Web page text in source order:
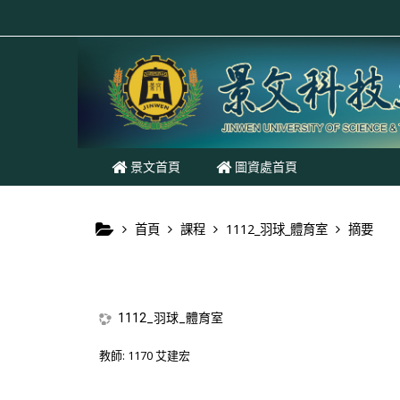
景文首頁 圖資處首頁
首頁 課程 1112_羽球_體育室 摘要
1112_羽球_體育室
教師: 1170 艾建宏